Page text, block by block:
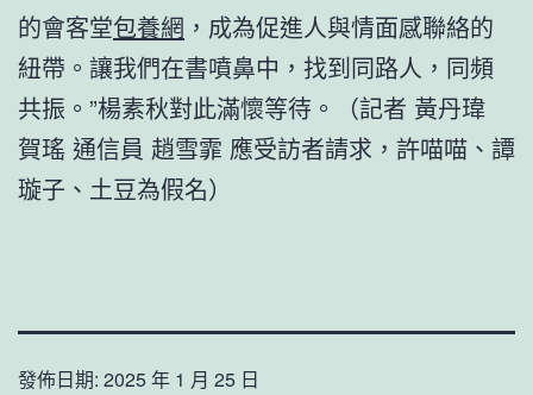
的會客堂包養網 ，成為促進人與情面感聯絡的
紐帶。讓我們在書噴鼻中，找到同路人，同頻
共振。”楊素秋對此滿懷等待。（記者 黃丹瑋
賀瑤 通信員 趙雪霏 應受訪者請求，許喵喵、譚
璇子、土豆為假名）
發佈日期: 2025 年 1 月 25 日